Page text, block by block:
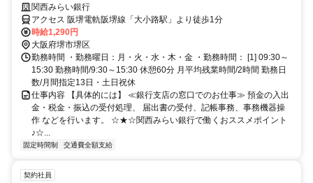
お仕事◆残業少なめ◆駅チカ
関西みらい銀行
アクセス 阪堺電軌阪堺線「大小路駅」より徒歩1分
時給1,290円
大阪府堺市堺区
勤務時間 ・勤務曜日：月・火・水・木・金 ・勤務時間： [1] 09:30～
15:30 勤務時間/9:30～15:30 休憩60分 月平均残業時間/2時間 勤務日
数/月間指定13日・土日祝休
仕事内容 【具体的には】 ≪銀行支店の窓口でのお仕事≫ 預金の入出
金・税金・振込の受付処理、 届出書の受付、記帳事務、事務機器操
作 などを行います。 ☆★☆関西みらい銀行で働くおススメポイント
♪☆...
固定時間制 交通費全額支給
契約社員